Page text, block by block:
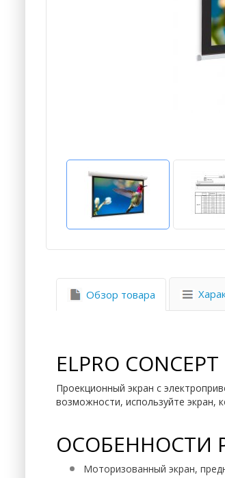
Обзор товара
ELPRO CONCEPT
Проекционный экран с
возможности, используйте экран,
ОСОБЕННОСТИ
Моторизованный экран,